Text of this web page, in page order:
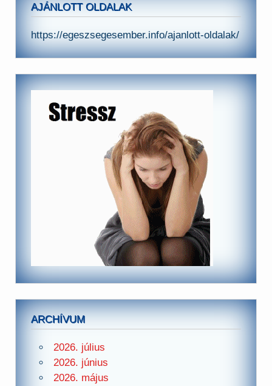
AJÁNLOTT OLDALAK
https://egeszsegesember.info/ajanlott-oldalak/
ARCHÍVUM
2026. július
2026. június
2026. május